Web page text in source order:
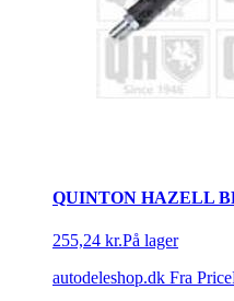
QUINTON HAZELL
255,24 kr.På lager
autodeleshop.dk Fra